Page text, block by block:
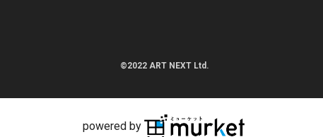
©2022 ART NEXT Ltd.
powered by